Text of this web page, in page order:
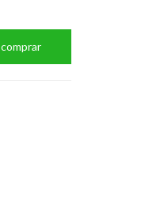
comprar